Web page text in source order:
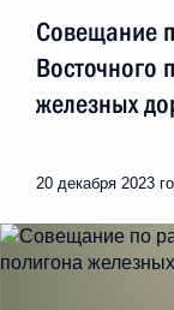
Совещание
Восточного
железных
20 декабря 2023